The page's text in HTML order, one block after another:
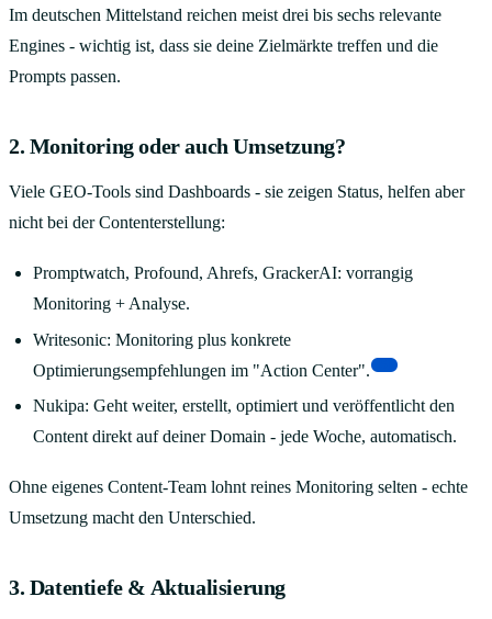
Im deutschen Mittelstand reichen meist drei bis sechs relevante
Engines - wichtig ist, dass sie deine Zielmärkte treffen und die
Prompts passen.
2. Monitoring oder auch Umsetzung?
Viele GEO-Tools sind Dashboards - sie zeigen Status, helfen aber
nicht bei der Contenterstellung:
Promptwatch, Profound, Ahrefs, GrackerAI: vorrangig
Monitoring + Analyse.
Writesonic: Monitoring plus konkrete
Optimierungsempfehlungen im "Action Center".
Nukipa: Geht weiter, erstellt, optimiert und veröffentlicht den
Content direkt auf deiner Domain - jede Woche, automatisch.
Ohne eigenes Content-Team lohnt reines Monitoring selten - echte
Umsetzung macht den Unterschied.
3. Datentiefe & Aktualisierung